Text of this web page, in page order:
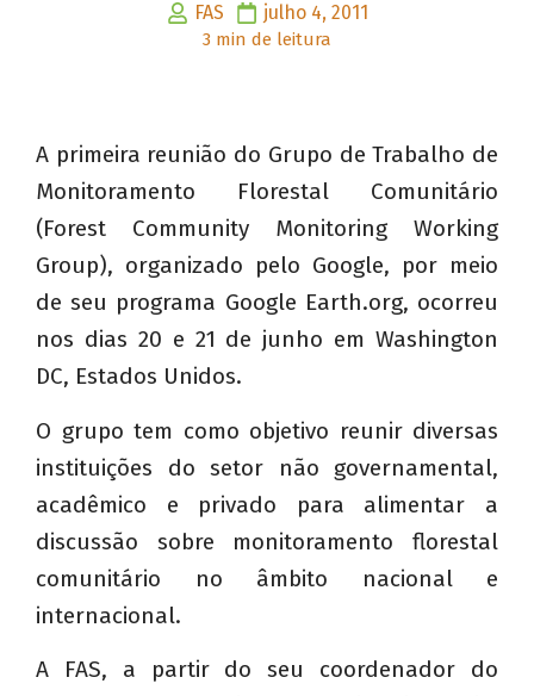
FAS julho 4, 2011
3 min de leitura
A primeira reunião do Grupo de Trabalho de
Monitoramento Florestal Comunitário
(Forest Community Monitoring Working
Group), organizado pelo Google, por meio
de seu programa Google Earth.org, ocorreu
nos dias 20 e 21 de junho em Washington
DC, Estados Unidos.
O grupo tem como objetivo reunir diversas
instituições do setor não governamental,
acadêmico e privado para alimentar a
discussão sobre monitoramento florestal
comunitário no âmbito nacional e
internacional.
A FAS, a partir do seu coordenador do